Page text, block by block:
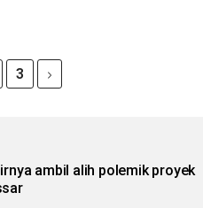
3
ambil alih polemik proyek